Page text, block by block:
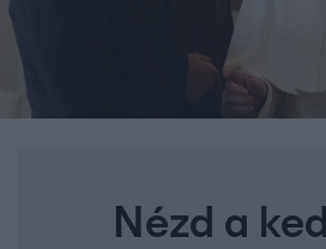
Nézd a